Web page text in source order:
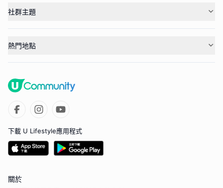
社群主題
熱門地點
下載 U Lifestyle應用程式
關於